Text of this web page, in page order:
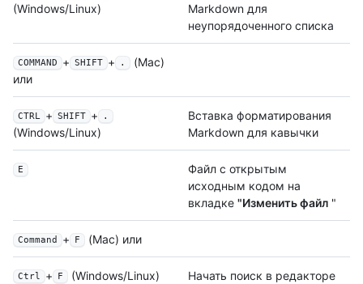
(Windows/Linux)
Markdown для
неупорядоченного списка
COMMAND + SHIFT + .
(Mac)
или
CTRL + SHIFT + .
(Windows/Linux)
Вставка форматирования
Markdown для кавычки
E
Файл с открытым
исходным кодом на
вкладке "Изменить файл "
Command + F (Mac) или
Ctrl + F (Windows/Linux)
Начать поиск в редакторе